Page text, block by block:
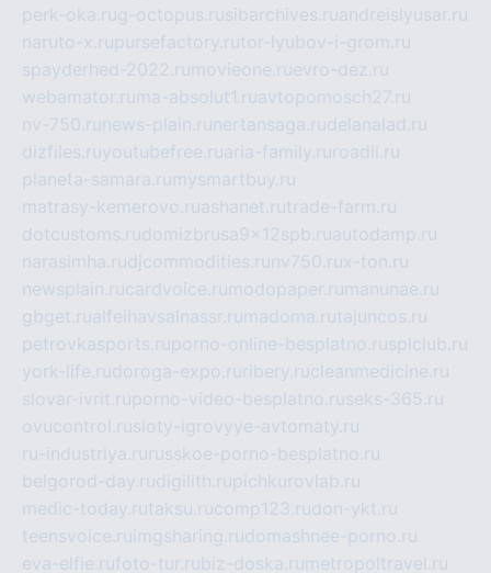
perk-oka.rug-octopus.rusibarchives.ruandreislyusar.ru
naruto-x.rupursefactory.rutor-lyubov-i-grom.ru
spayderhed-2022.ru movieone.ruevro-dez.ru
webamator.ru ma-absolut1.ruavtopomosch27.ru
nv-750.ru news-plain.ru nertansaga.rudelanalad.ru
dizfiles.ruyoutubefree.ruaria-family.ru roadli.ru
planeta-samara.ru mysmartbuy.ru
matrasy-kemerovo.ruashanet.rutrade-farm.ru
dotcustoms.rudomizbrusa9x12spb.ruautodamp.ru
narasimha.rudjcommodities.ru nv750.rux-ton.ru
newsplain.rucardvoice.ru modopaper.ru manunae.ru
gbget.rualfeihavsalnassr.ru madoma.rutajuncos.ru
petrovkasports.ruporno-online-besplatno.rusplclub.ru
york-life.rudoroga-expo.ru ribery.rucleanmedicine.ru
slovar-ivrit.ruporno-video-besplatno.ruseks-365.ru
ovucontrol.rusloty-igrovyye-avtomaty.ru
ru-industriya.ru russkoe-porno-besplatno.ru
belgorod-day.rudigilith.rupichkurovlab.ru
medic-today.rutaksu.rucomp123.rudon-ykt.ru
teensvoice.ru imgsharing.rudomashnee-porno.ru
eva-elfie.rufoto-tur.rubiz-doska.ru metropoltravel.ru